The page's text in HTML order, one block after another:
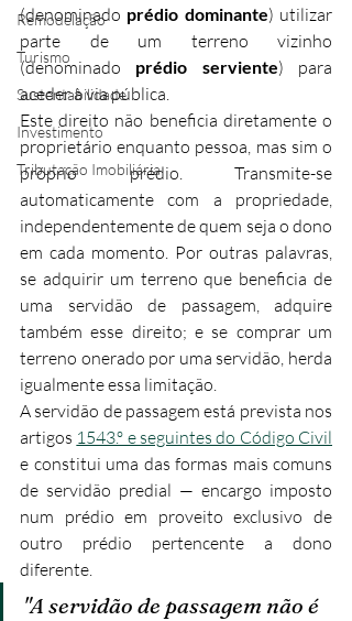
Remodelação
Turismo
Sustentabilidade
Investimento
Tributação Imobiliária
(denominado prédio dominante) utilizar
parte de um terreno vizinho
(denominado prédio serviente) para
aceder à via pública.
Este direito não beneficia diretamente o
proprietário enquanto pessoa, mas sim o
próprio prédio. Transmite-se
automaticamente com a propriedade,
independentemente de quem seja o dono
em cada momento. Por outras palavras,
se adquirir um terreno que beneficia de
uma servidão de passagem, adquire
também esse direito; e se comprar um
terreno onerado por uma servidão, herda
igualmente essa limitação.​
A servidão de passagem está prevista nos
artigos 1543.º e seguintes do Código Civil
e constitui uma das formas mais comuns
de servidão predial — encargo imposto
num prédio em proveito exclusivo de
outro prédio pertencente a dono
diferente.
"A servidão de passagem não é